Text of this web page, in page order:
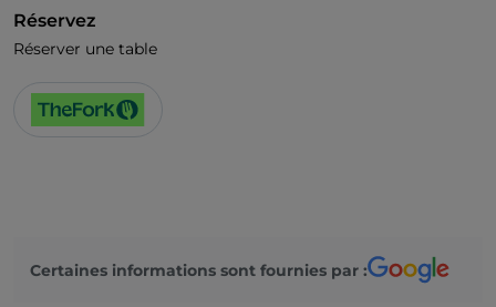
Réservez
Réserver une table
Certaines informations sont fournies par :